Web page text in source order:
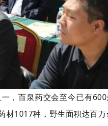
，百泉药交会至今已有
1017种，野生面积达百